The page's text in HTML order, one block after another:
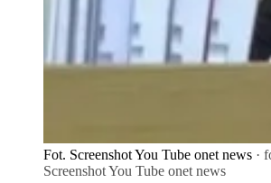
Fot. Screenshot You Tube onet news ·
Screenshot You Tube onet news